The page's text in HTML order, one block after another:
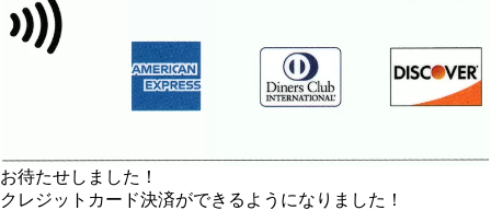
お待たせしました！
クレジットカード決済ができるようになりました！